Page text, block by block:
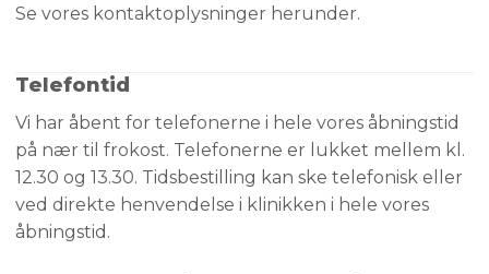
Se vores kontaktoplysninger​ herunder.
Telefontid
Vi har åbent for telefonerne i hele vores åbningstid
på nær til frokost. Telefonerne er lukket mellem kl.
12.30 og 13.30. Tidsbestilling kan ske telefonisk eller
ved direkte henvendelse i klinikken i hele vores
åbningstid.